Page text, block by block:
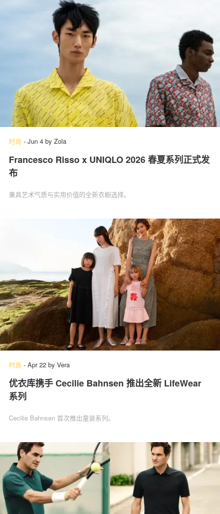
时尚 - Jun 4 by Zola
Francesco Risso x UNIQLO 2026 春夏系列正式发
布
兼具艺术气质与实用价值的全新衣橱选择。
时尚 - Apr 22 by Vera
优衣库携手 Cecilie Bahnsen 推出全新 LifeWear
系列
Cecilie Bahnsen 首次推出童装系列。